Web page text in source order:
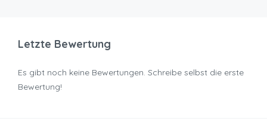
Letzte Bewertung
Es gibt noch keine Bewertungen. Schreibe selbst die erste
Bewertung!